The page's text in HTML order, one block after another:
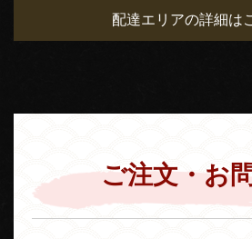
配達エリアの詳細は
ご注文・お